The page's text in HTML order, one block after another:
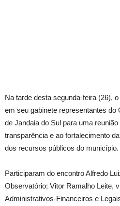
Na tarde desta segunda-feira (26),
em seu gabinete representantes
de Jandaia do Sul para uma
transparência e ao fortalecimento
dos recursos públicos do município.
Participaram do encontro Alfredo
Observatório; Vitor Ramalho Leite,
Administrativos-Financeiros e